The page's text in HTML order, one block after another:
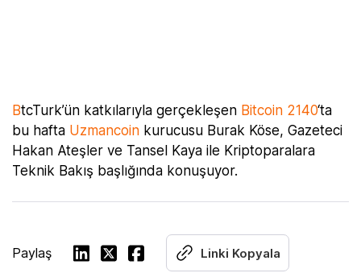
BtcTurk’ün katkılarıyla gerçekleşen Bitcoin 2140‘ta
bu hafta Uzmancoin kurucusu Burak Köse, Gazeteci
Hakan Ateşler ve Tansel Kaya ile Kriptoparalara
Teknik Bakış başlığında konuşuyor.
Paylaş Linki Kopyala